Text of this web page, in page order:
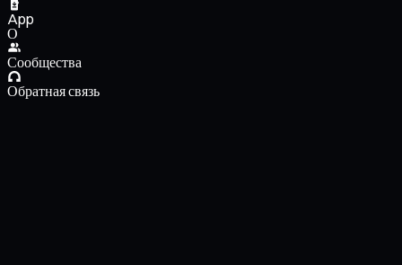
App
О
Сообщества
Обратная связь